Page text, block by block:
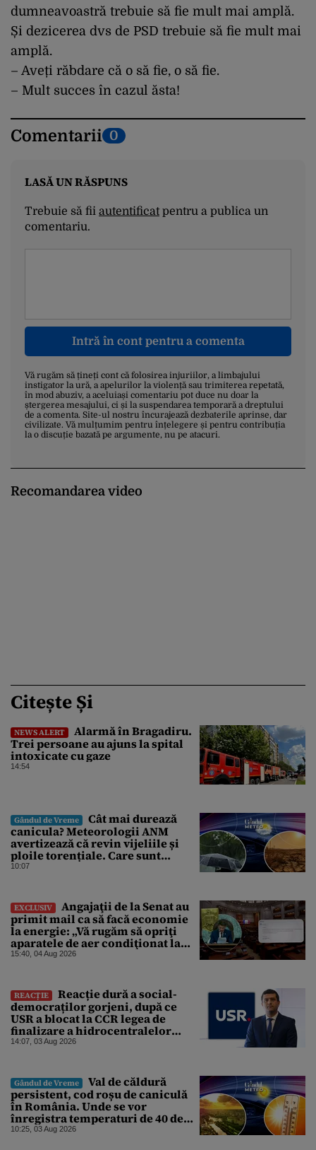
dumneavoastră trebuie să fie mult mai amplă.
Și dezicerea dvs de PSD trebuie să fie mult mai
amplă.
– Aveți răbdare că o să fie, o să fie.
– Mult succes în cazul ăsta!
Comentarii 0
LASĂ UN RĂSPUNS
Trebuie să fii autentificatpentru a publica un
comentariu.
Intră în cont pentru a comenta
Vă rugăm să țineți cont că folosirea injuriilor, a limbajului
instigator la ură, a apelurilor la violență sau trimiterea repetată,
în mod abuziv, a aceluiași comentariu pot duce nu doar la
ștergerea mesajului, ci și la suspendarea temporară a dreptului
de a comenta. Site-ul nostru încurajează dezbaterile aprinse, dar
civilizate. Vă mulțumim pentru înțelegere și pentru contribuția
la o discuție bazată pe argumente, nu pe atacuri.
Recomandarea video
Citește Și
NEWS ALERT
Alarmă în Bragadiru.
Trei persoane au ajuns la spital
intoxicate cu gaze
14:54
Gândul de Vreme
Cât mai durează
canicula? Meteorologii ANM
avertizează că revin vijeliile și
ploile torențiale. Care sunt
zonele vizate, începând chiar de
10:07
EXCLUSIV
Angajaţii de la Senat au
primit mail ca să facă economie
la energie: „Vă rugăm să opriţi
aparatele de aer condiţionat la
sfârşitul programului”
15:40, 04 Aug 2026
REACȚIE
Reacție dură a social-
democraților gorjeni, după ce
USR a blocat la CCR legea de
finalizare a hidrocentralelor
abandonate. „Nu ne-ar surprinde
abătut o cupolă de foc”
14:07, 03 Aug 2026
Gândul de Vreme
Val de căldură
persistent, cod roșu de caniculă
în România. Unde se vor
înregistra temperaturi de 40 de
grade, potrivit ANM
10:25, 03 Aug 2026